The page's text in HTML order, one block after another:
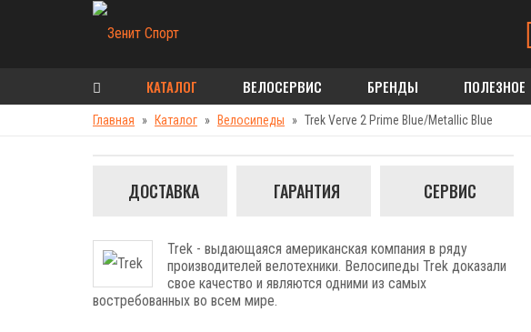
КАТАЛОГ ВЕЛОСЕРВИС БРЕНДЫ ПОЛЕЗНОЕ
Главная Каталог Велосипеды Trek Verve 2 Prime Blue/Metallic Blue
ДОСТАВКА ГАРАНТИЯ СЕРВИС
Trek - выдающаяся американская компания в ряду
производителей велотехники. Велосипеды Trek доказали
свое качество и являются одними из самых
востребованных во всем мире.